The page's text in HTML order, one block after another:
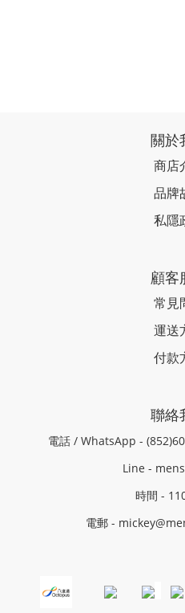
關於
商店
品牌
私隱
顧客
常見
運送
付款
聯絡
電話 / WhatsApp -
Line -
時間 -
電郵 -